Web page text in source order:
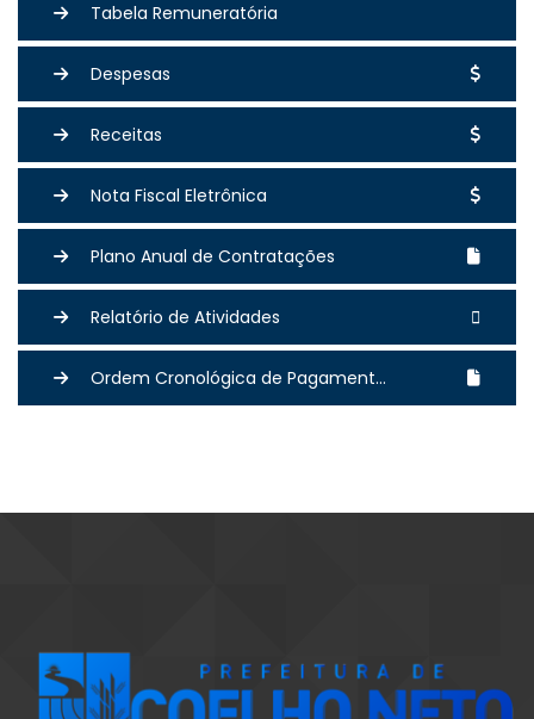
Tabela Remuneratória
Despesas
Receitas
Nota Fiscal Eletrônica
Plano Anual de Contratações
Relatório de Atividades
Ordem Cronológica de Pagament...